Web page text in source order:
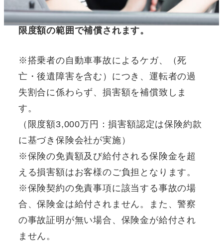
万が一ご利用中事故が発生した場合に補償
限度額の範囲で補償されます。
※搭乗者の自動車事故によるケガ、（死
亡・後遺障害を含む）につき、運転者の過
失割合に係わらず、損害額を補償致しま
す。
（限度額3,000万円：損害額認定は保険約款
に基づき保険会社が実施）
※保険の免責額及び給付される保険金を超
える損害額はお客様のご負担となります。
※保険契約の免責事項に該当する事故の場
合、保険金は給付されません。また、警察
の事故証明が無い場合、保険金が給付され
ません。